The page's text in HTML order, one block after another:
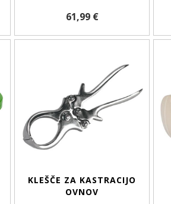
61,99 €
KLEŠČE ZA KASTRACIJO
OVNOV